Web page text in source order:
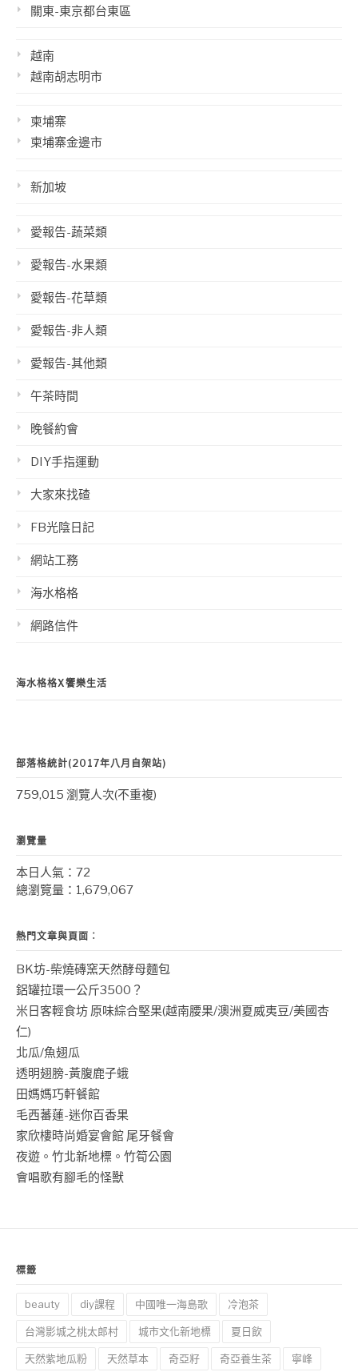
關東-東京都台東區
越南
越南胡志明市
柬埔寨
柬埔寨金邊市
新加坡
愛報告-蔬菜類
愛報告-水果類
愛報告-花草類
愛報告-非人類
愛報告-其他類
午茶時間
晚餐約會
DIY手指運動
大家來找碴
FB光陰日記
網站工務
海水格格
網路信件
海水格格X饗樂生活
部落格統計(2017年八月自架站)
759,015 瀏覽人次(不重複)
瀏覽量
本日人氣：72
總瀏覽量：1,679,067
熱門文章與頁面︰
BK坊-柴燒磚窯天然酵母麵包
鋁罐拉環一公斤3500？
米日客輕食坊 原味綜合堅果(越南腰果/澳洲夏威夷豆/美國杏
仁)
北瓜/魚翅瓜
透明翅膀-黃腹鹿子蛾
田媽媽巧軒餐館
毛西蕃蓮-迷你百香果
家欣樓時尚婚宴會館 尾牙餐會
夜遊。竹北新地標。竹筍公園
會唱歌有腳毛的怪獸
標籤
beauty diy課程 中國唯一海島歌 冷泡茶
台灣影城之桃太郎村 城市文化新地標 夏日飲
天然紫地瓜粉 天然草本 奇亞籽 奇亞養生茶 寧峰